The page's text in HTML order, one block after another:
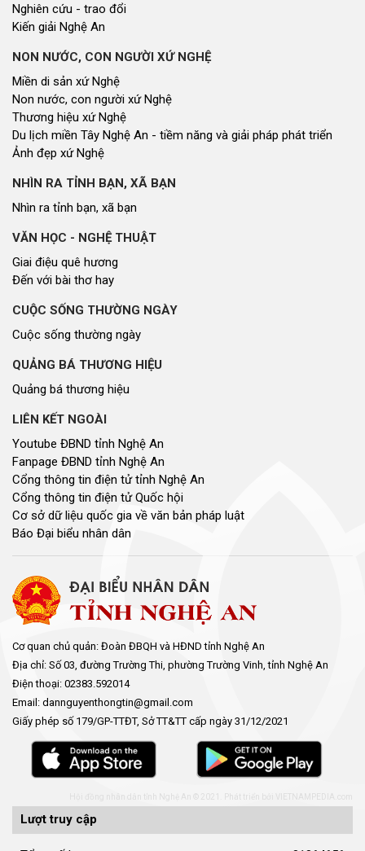
Nghiên cứu - trao đổi
Kiến giải Nghệ An
NON NƯỚC, CON NGƯỜI XỨ NGHỆ
Miền di sản xứ Nghệ
Non nước, con người xứ Nghệ
Thương hiệu xứ Nghệ
Du lịch miền Tây Nghệ An - tiềm năng và giải pháp phát triển
Ảnh đẹp xứ Nghệ
NHÌN RA TỈNH BẠN, XÃ BẠN
Nhìn ra tỉnh bạn, xã bạn
VĂN HỌC - NGHỆ THUẬT
Giai điệu quê hương
Đến với bài thơ hay
CUỘC SỐNG THƯỜNG NGÀY
Cuộc sống thường ngày
QUẢNG BÁ THƯƠNG HIỆU
Quảng bá thương hiệu
LIÊN KẾT NGOÀI
Youtube ĐBND tỉnh Nghệ An
Fanpage ĐBND tỉnh Nghệ An
Cổng thông tin điện tử tỉnh Nghệ An
Cổng thông tin điện tử Quốc hội
Cơ sở dữ liệu quốc gia về văn bản pháp luật
Báo Đại biểu nhân dân
Cơ quan chủ quản: Đoàn ĐBQH và HĐND tỉnh Nghệ An
Địa chỉ: Số 03, đường Trường Thi, phường Trường Vinh, tỉnh Nghệ An
Điện thoại: 02383.592014
Email: dannguyenthongtin@gmail.com
Giấy phép số 179/GP-TTĐT, Sở TT&TT cấp ngày 31/12/2021
Hội đồng nhân dân tỉnh Nghệ An © 2021. Phát triển bởi
Lượt truy cập